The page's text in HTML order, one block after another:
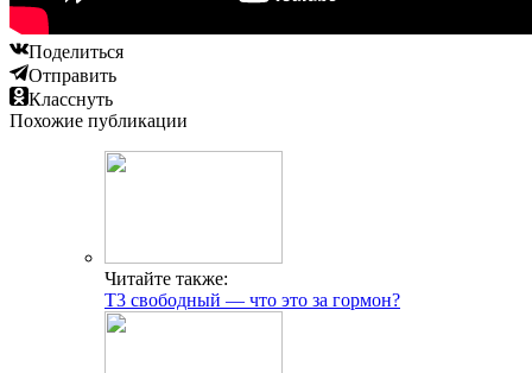
Поделиться
Отправить
Класснуть
Похожие публикации
Читайте также:
Т3 свободный — что это за гормон?